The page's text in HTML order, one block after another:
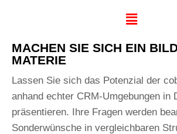
Erstberatung
Präsentation
Planungsworkshop
MACHEN SIE SICH EIN
MATERIE
Lassen Sie sich das Potenzial der
anhand echter CRM-Umgebungen in
präsentieren. Ihre Fragen werden
Sonderwünsche in vergleichbaren